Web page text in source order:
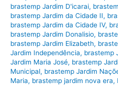
brastemp Jardim D'icarai,
brastemp Jardim da Cidade II,
brastemp Jardim da Cidade IV,
brastemp Jardim Donalisio,
brastemp Jardim Elizabeth,
Jardim Independência, brastemp
Jardim Maria José, brastemp
Municipal, brastemp Jardim
Maria, brastemp jardim nova era,